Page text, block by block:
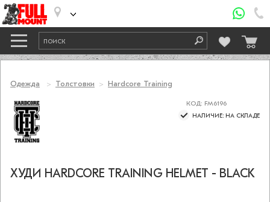
Одежда Толстовки Hardcore Training
КОД: FM6196
НАЛИЧИЕ: НА СКЛАДЕ
ХУДИ HARDCORE TRAINING HELMET - BLACK